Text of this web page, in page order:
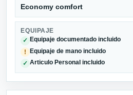
Economy comfort
EQUIPAJE
✓ Equipaje documentado incluido
! Equipaje de mano incluido
✓ Articulo Personal incluido